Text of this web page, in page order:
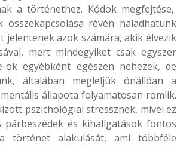
a történethez. Kódok megfejtése,
révén haladhatunk
azok számára, akik élvezik
mert mindegyiket csak egyszer
egyébként egészen nehezek, de
általában megleljük önállóan a
állapota folyamatosan romlik.
pszichológiai stressznek, mivel ez
és kihallgatások fontos
történet alakulását, ami többféle